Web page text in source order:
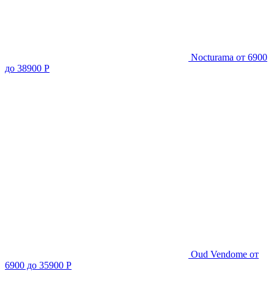
Nocturama от 6900
до 38900 Р
Oud Vendome от
6900 до 35900 Р